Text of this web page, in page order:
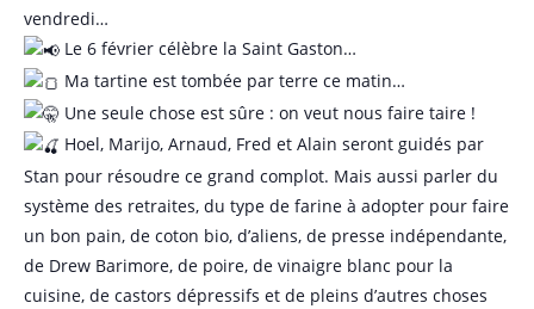
vendredi…
Le 6 février célèbre la Saint Gaston…
Ma tartine est tombée par terre ce matin…
Une seule chose est sûre : on veut nous faire taire !
Hoel, Marijo, Arnaud, Fred et Alain seront guidés par
Stan pour résoudre ce grand complot. Mais aussi parler du
système des retraites, du type de farine à adopter pour faire
un bon pain, de coton bio, d’aliens, de presse indépendante,
de Drew Barimore, de poire, de vinaigre blanc pour la
cuisine, de castors dépressifs et de pleins d’autres choses